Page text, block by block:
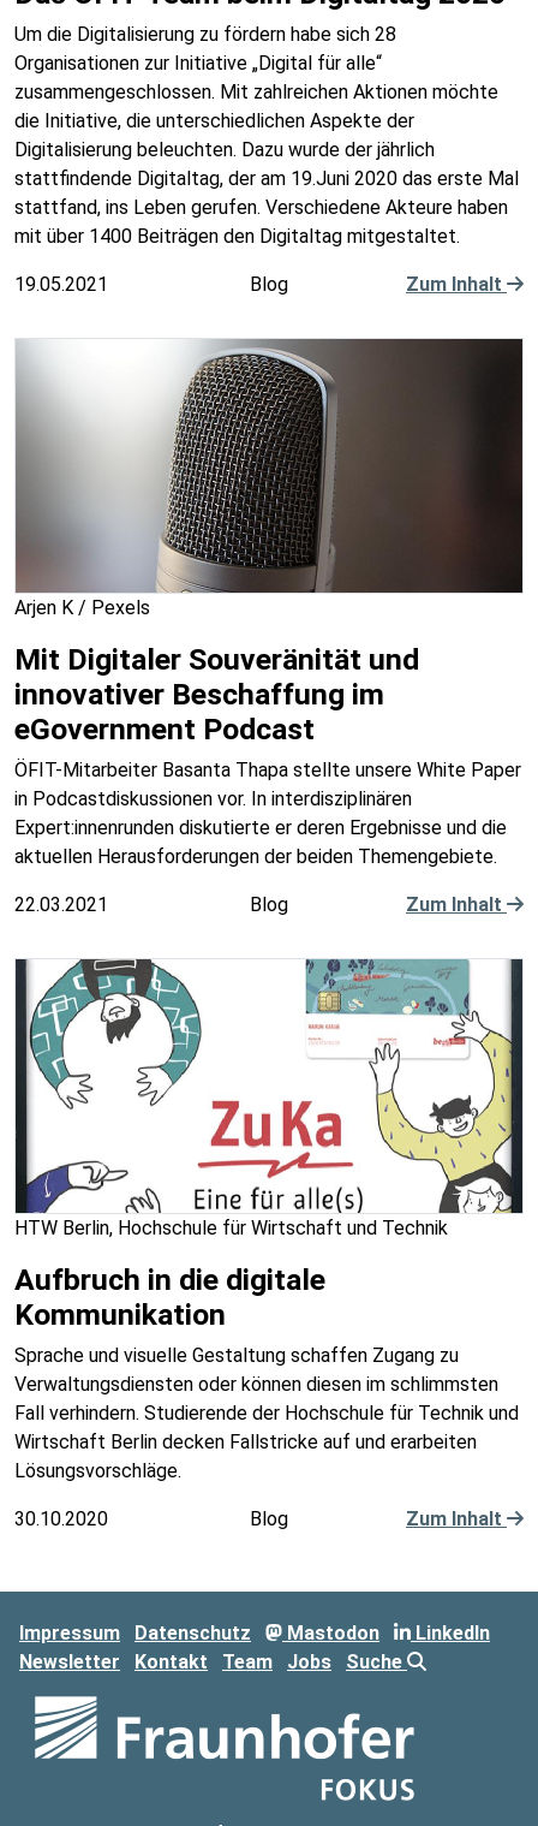
Um die Digitalisierung zu fördern habe sich 28
Organisationen zur Initiative „Digital für alle“
zusammengeschlossen. Mit zahlreichen Aktionen möchte
die Initiative, die unterschiedlichen Aspekte der
Digitalisierung beleuchten. Dazu wurde der jährlich
stattfindende Digitaltag, der am 19.Juni 2020 das erste Mal
stattfand, ins Leben gerufen. Verschiedene Akteure haben
mit über 1400 Beiträgen den Digitaltag mitgestaltet.
19.05.2021 Blog Zum Inhalt
Arjen K / Pexels
Mit Digitaler Souveränität und
innovativer Beschaffung im
eGovernment Podcast
ÖFIT-Mitarbeiter Basanta Thapa stellte unsere White Paper
in Podcastdiskussionen vor. In interdisziplinären
Expert:innenrunden diskutierte er deren Ergebnisse und die
aktuellen Herausforderungen der beiden Themengebiete.
22.03.2021 Blog Zum Inhalt
HTW Berlin, Hochschule für Wirtschaft und Technik
Aufbruch in die digitale
Kommunikation
Sprache und visuelle Gestaltung schaffen Zugang zu
Verwaltungsdiensten oder können diesen im schlimmsten
Fall verhindern. Studierende der Hochschule für Technik und
Wirtschaft Berlin decken Fallstricke auf und erarbeiten
Lösungsvorschläge.
30.10.2020 Blog Zum Inhalt
Impressum Datenschutz Mastodon
LinkedIn
Newsletter
Kontakt Team Jobs Suche